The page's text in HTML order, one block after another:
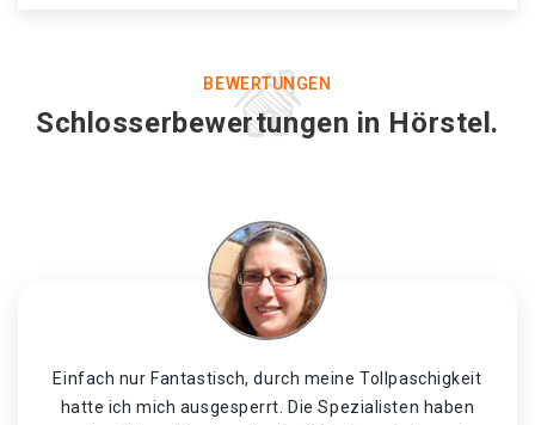
BEWERTUNGEN
Schlosserbewertungen in Hörstel.
Einfach nur Fantastisch, durch meine Tollpaschigkeit
hatte ich mich ausgesperrt. Die Spezialisten haben